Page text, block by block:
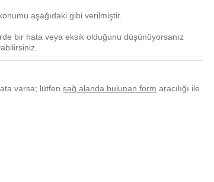
aşağıdaki gibi verilmiştir.
bir hata veya eksik olduğunu düşünüyorsanız
varsa; lütfensağ alanda bulunan form aracılığı ile